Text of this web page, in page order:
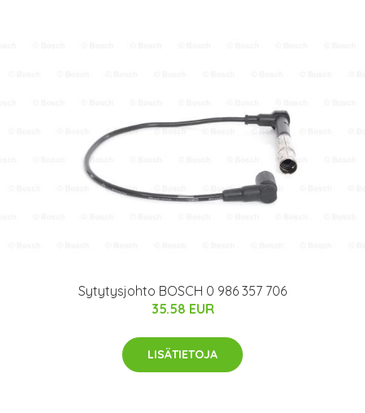
Sytytysjohto BOSCH 0 986 357 706
35.58 EUR
LISÄTIETOJA